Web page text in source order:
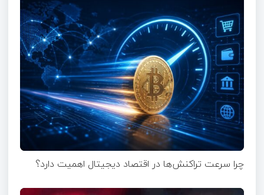
چرا سرعت تراکنش‌ها در اقتصاد دیجیتال اهمیت دارد؟